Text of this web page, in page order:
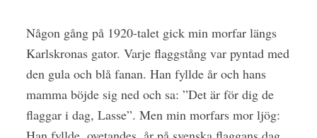
Någon gång på 1920-talet gick min morfar längs
Karlskronas gator. Varje flaggstång var pyntad med
den gula och blå fanan. Han fyllde år och hans
mamma böjde sig ned och sa: ”Det är för dig de
flaggar i dag, Lasse”. Men min morfars mor ljög: